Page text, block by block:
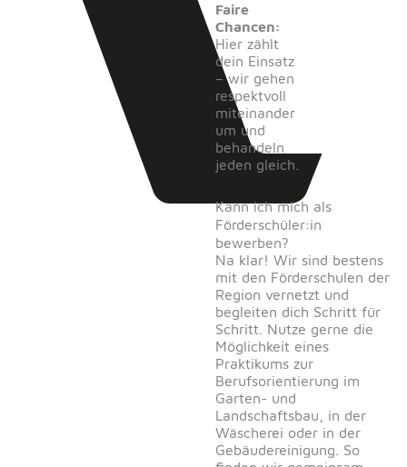
Faire
Chancen:
Hier zählt
dein Einsatz
– wir gehen
respektvoll
miteinander
um und
behandeln
jeden gleich.
Kann ich mich als
Förderschüler:in
bewerben?
Na klar! Wir sind bestens
mit den Förderschulen der
Region vernetzt und
begleiten dich Schritt für
Schritt. Nutze gerne die
Möglichkeit eines
Praktikums zur
Berufsorientierung im
Garten- und
Landschaftsbau, in der
Wäscherei oder in der
Gebäudereinigung. So